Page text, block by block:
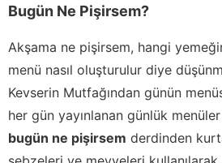
Bugün Ne Pişirsem?
Akşama ne pişirsem, hangi
menü nasıl oluşturulur diye
Kevserin Mutfağından günün
her gün yayınlanan günlük
bugün ne pişirsem derdinden